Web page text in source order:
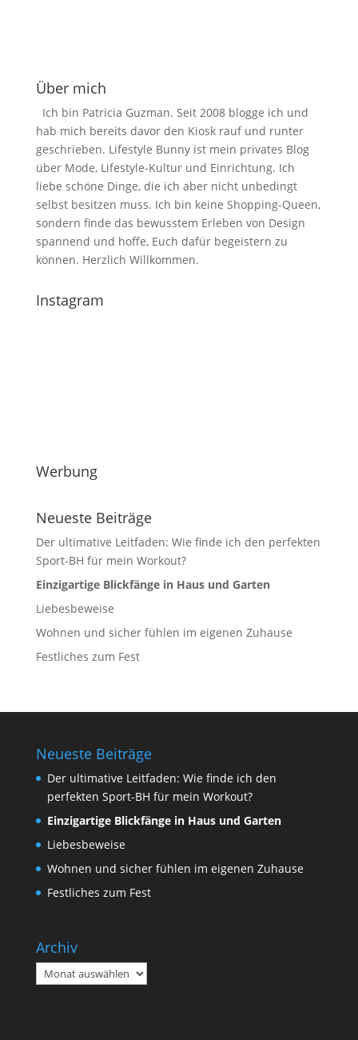
Über mich
Ich bin Patricia Guzman. Seit 2008 blogge ich und
hab mich bereits davor den Kiosk rauf und runter
geschrieben. Lifestyle Bunny ist mein privates Blog
über Mode, Lifestyle-Kultur und Einrichtung. Ich
liebe schöne Dinge, die ich aber nicht unbedingt
selbst besitzen muss. Ich bin keine Shopping-Queen,
sondern finde das bewusstem Erleben von Design
spannend und hoffe, Euch dafür begeistern zu
können. Herzlich Willkommen.
Instagram
Werbung
Neueste Beiträge
Der ultimative Leitfaden: Wie finde ich den perfekten
Sport-BH für mein Workout?
Einzigartige Blickfänge in Haus und Garten
Liebesbeweise
Wohnen und sicher fühlen im eigenen Zuhause
Festliches zum Fest
Neueste Beiträge
Der ultimative Leitfaden: Wie finde ich den
perfekten Sport-BH für mein Workout?
Einzigartige Blickfänge in Haus und Garten
Liebesbeweise
Wohnen und sicher fühlen im eigenen Zuhause
Festliches zum Fest
Archiv
Archiv